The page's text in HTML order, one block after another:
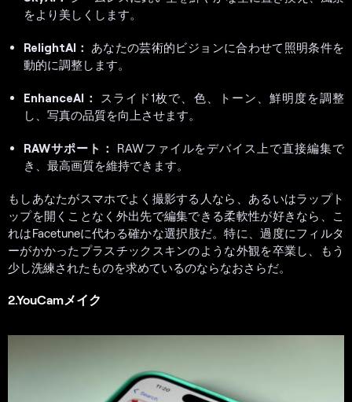
をより美しくします。
RelightAI： あなたの芸術的ビジョンに合わせて照明条件を
動的に調整します。
EnhanceAI：
スライド1枚で、色、トーン、鮮明度を調整
し、写真の品質を向上させます。
RAWサポート： RAWファイルをデバイス上で直接編集で
き、最高画質を維持できます。
もしあなたがスマホでよく撮影する人なら、あるいはラップト
ップを開くことなく外出先で編集できる柔軟性が好きなら、こ
れはFacetuneに代わる確かな選択肢だ。特に、過度にフィルタ
ーがかかったプラスチックスキンのような外観を卒業し、もう
少し洗練されたものを求めているのならなおさらだ。
2.YouCamメイク